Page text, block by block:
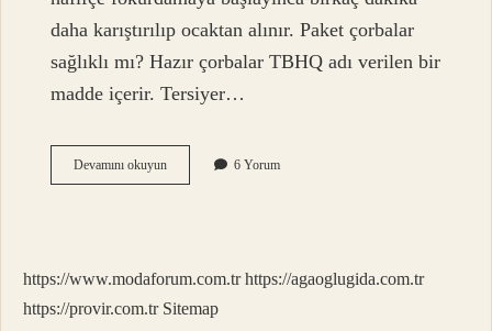
daha karıştırılıp ocaktan alınır. Paket çorbalar
sağlıklı mı? Hazır çorbalar TBHQ adı verilen bir
madde içerir. Tersiyer…
Devamını okuyunHazır
Çorba
6 Yorum
https://www.modaforum.com.tr https://agaoglugida.com.tr
https://provir.com.tr Sitemap